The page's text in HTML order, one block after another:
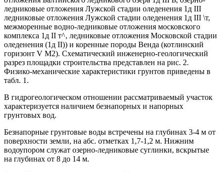
ледниковые отложения Лужской стадии оледенения 1д III
ледниковые отложения Лужской стадии оледенения 1д III \т,
межморенные водно-ледниковые отложения московского
комплекса 1д II т^, ледниковые отложения Московской стадии
оледенения (1д II)) и коренные породы Венда (котлинский
горизонт V М2). Схематический инженерно-геологический
разрез площадки строительства представлен на рис. 2.
Физико-механические характеристики грунтов приведены в
табл. 1.
В гидрогеологическом отношении рассматриваемый участок
характеризуется наличием безнапорных и напорных
грунтовых вод.
Безнапорные грунтовые воды встречены на глубинах 3-4 м от
поверхности земли, на абс. отметках 1,7-1,2 м. Нижним
водоупором служат озерно-ледниковые суглинки, вскрытые
на глубинах от 8 до 14 м.